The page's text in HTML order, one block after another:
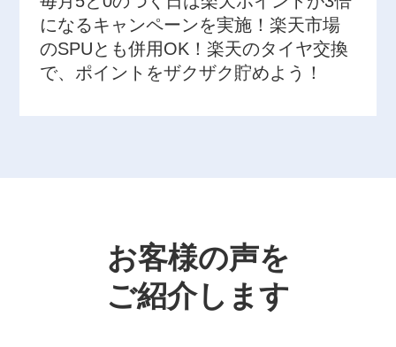
になるキャンペーンを実施！楽天市場
のSPUとも併用OK！楽天のタイヤ交換
で、ポイントをザクザク貯めよう！
お客様の声を
ご紹介します